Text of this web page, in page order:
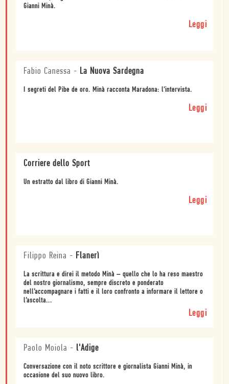
Gianni Minà.
Leggi
Fabio Canessa - La Nuova Sardegna
I segreti del Pibe de oro. Minà racconta Maradona: l'intervista.
Leggi
Corriere dello Sport
Un estratto dal libro di Gianni Minà.
Leggi
Filippo Reina - Flanerì
La scrittura e direi il metodo Minà – quello che lo ha reso maestro
del nostro giornalismo, sempre discreto e ponderato
nell’accompagnare i fatti e il loro confronto a informare il lettore o
l’ascolta...
Leggi
Paolo Moiola - l'Adige
Conversazione con il noto scrittore e giornalista Gianni Minà, in
occasione del suo nuovo libro.